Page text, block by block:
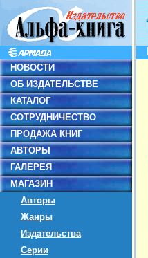
НОВОСТИ
ОБ ИЗДАТЕЛЬСТВЕ
КАТАЛОГ
СОТРУДНИЧЕСТВО
ПРОДАЖА КНИГ
АВТОРЫ
ГАЛЕРЕЯ
МАГАЗИН
Авторы
Жанры
Издательства
Серии